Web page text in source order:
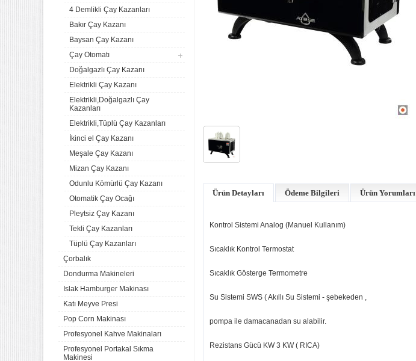
4 Demlikli Çay Kazanları
Bakır Çay Kazanı
Baysan Çay Kazanı
Çay Otomatı
Doğalgazlı Çay Kazanı
Elektrikli Çay Kazanı
Elektrikli,Doğalgazlı Çay
Kazanları
Elektrikli,Tüplü Çay Kazanları
İkinci el Çay Kazanı
Meşale Çay Kazanı
Mizan Çay Kazanı
Odunlu Kömürlü Çay Kazanı
Otomatik Çay Ocağı
Pleytsiz Çay Kazanı
Tekli Çay Kazanları
Tüplü Çay Kazanları
Çorbalık
Dondurma Makineleri
Islak Hamburger Makinası
Katı Meyve Presi
Pop Corn Makinası
Profesyonel Kahve Makinaları
Profesyonel Portakal Sıkma
Makinesi
Ürün Detayları Ödeme Bilgileri Ürün Yorumları
Kontrol Sistemi Analog (Manuel Kullanım)
Sıcaklık Kontrol Termostat
Sıcaklık Gösterge Termometre
Su Sistemi SWS ( Akıllı Su Sistemi - şebekeden ,
pompa ile damacanadan su alabilir.
Rezistans Gücü KW 3 KW ( RICA)